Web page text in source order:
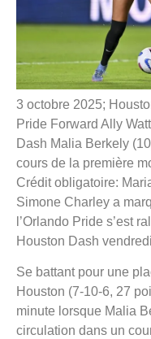
3 octobre 2025;
Pride Forward Ally
Dash Malia Berkely
cours de la première
Crédit obligatoire:
Simone Charley a
l’Orlando Pride s’est
Houston Dash
Se battant pour une
Houston (7-10-6, 27
minute lorsque Malia
circulation dans un